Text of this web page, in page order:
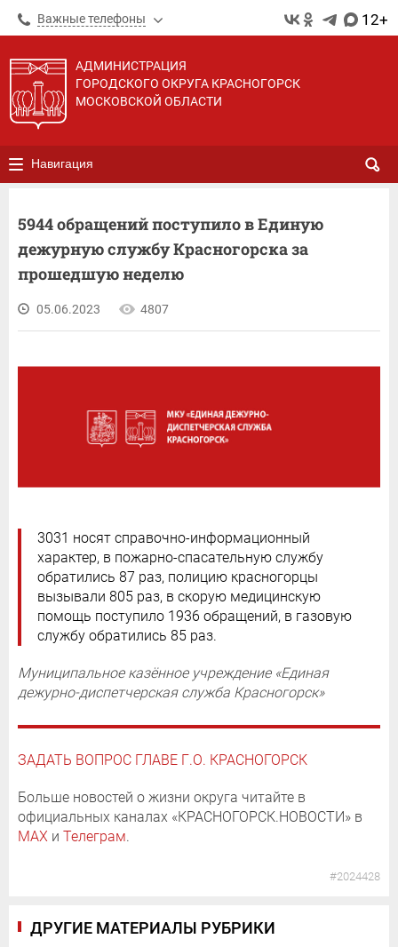
Важные телефоны 12+
АДМИНИСТРАЦИЯ
ГОРОДСКОГО ОКРУГА КРАСНОГОРСК
МОСКОВСКОЙ ОБЛАСТИ
Навигация
5944 обращений поступило в Единую
дежурную службу Красногорска за
прошедшую неделю
05.06.2023 4807
3031 носят справочно-информационный
характер, в пожарно-спасательную службу
обратились 87 раз, полицию красногорцы
вызывали 805 раз, в скорую медицинскую
помощь поступило 1936 обращений, в газовую
службу обратились 85 раз.
Муниципальное казённое учреждение «Единая
дежурно-диспетчерская служба Красногорск»
ЗАДАТЬ ВОПРОС ГЛАВЕ Г.О. КРАСНОГОРСК
Больше новостей о жизни округа читайте в
официальных каналах «КРАСНОГОРСК.НОВОСТИ» в
MAX и Телеграм.
#2024428
ДРУГИЕ МАТЕРИАЛЫ РУБРИКИ